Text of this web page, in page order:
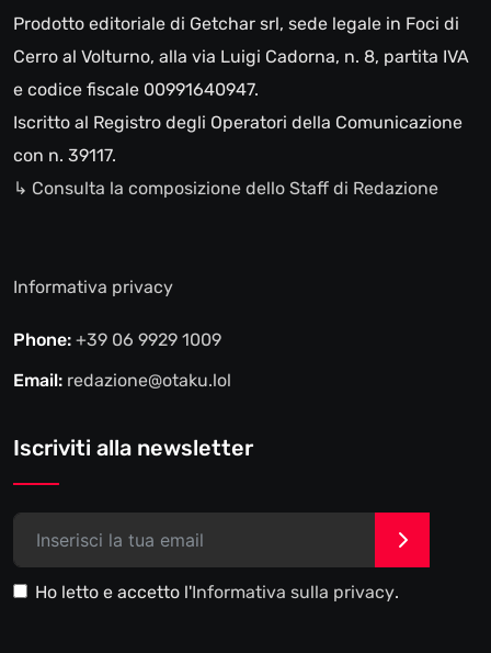
Prodotto editoriale di Getchar srl, sede legale in Foci di
Cerro al Volturno, alla via Luigi Cadorna, n. 8, partita IVA
e codice fiscale 00991640947.
Iscritto al Registro degli Operatori della Comunicazione
con n. 39117.
↳ Consulta la composizione dello Staff di Redazione
Informativa privacy
Phone: +39 06 9929 1009
Email: redazione@otaku.lol
Iscriviti alla newsletter
Ho letto e accetto l'Informativa sulla privacy.
>